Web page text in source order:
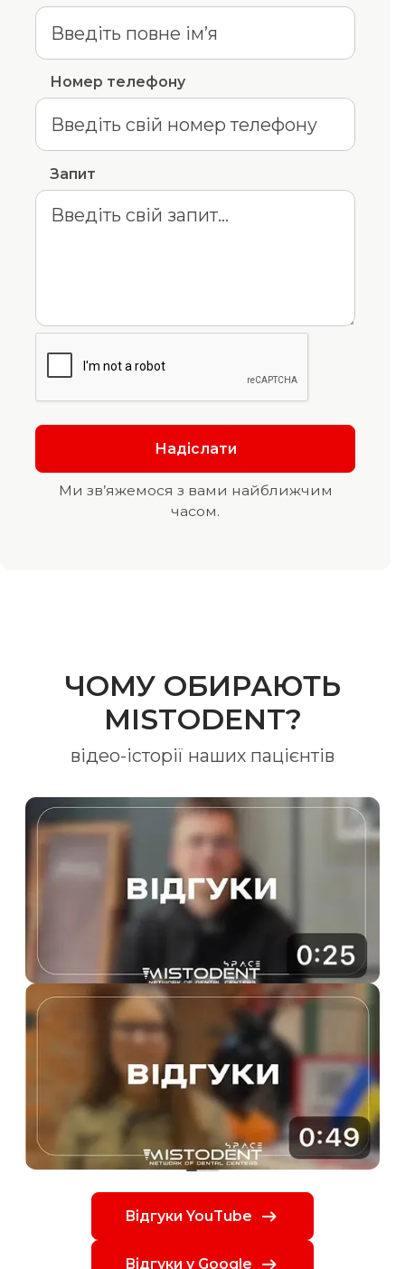
Номер телефону
Запит
Ми зв’яжемося з вами найближчим
часом.
ЧОМУ ОБИРАЮТЬ
MISTODENT?
відео-історії наших пацієнтів
Відгуки YouTube
Відгуки у Google